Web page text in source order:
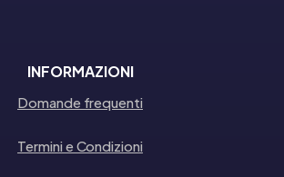
INFORMAZIONI
Domande frequenti
Termini e Condizioni